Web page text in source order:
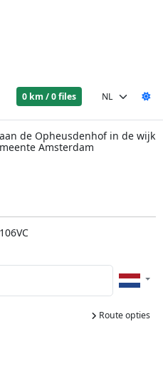
0 km / 0 files
de Opheusdenhof in de wijk
Amsterdam
Route opties